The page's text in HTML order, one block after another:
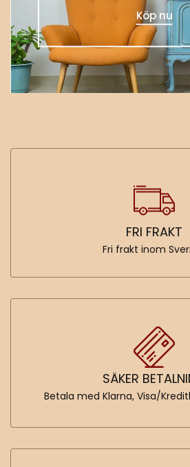
Köp nu
FRI FRAKT
Fri frakt inom
SÄKER
Betala med Klarna, Visa/